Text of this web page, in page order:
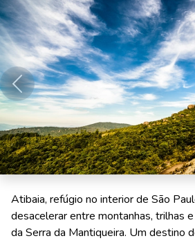
Anterior
Atibaia, refúgio no interior de São
desacelerar entre montanhas, trilhas
da Serra da Mantiqueira. Um destino